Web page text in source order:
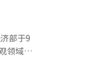
数字
需求
要恢
得不
不觉
里就
却汇聚
旋的
府也
进化为
关重
通信
情况发
缝的通
经人工
领域的